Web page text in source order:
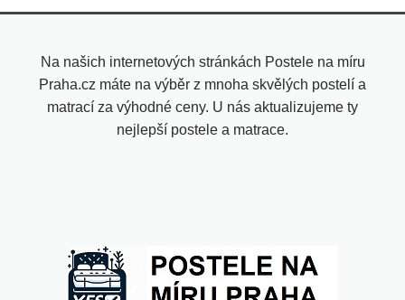
Na našich internetových stránkách Postele na míru
Praha.cz máte na výběr z mnoha skvělých postelí a
matrací za výhodné ceny. U nás aktualizujeme ty
nejlepší postele a matrace.